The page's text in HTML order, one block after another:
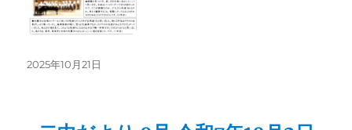
投
2025年10月21日